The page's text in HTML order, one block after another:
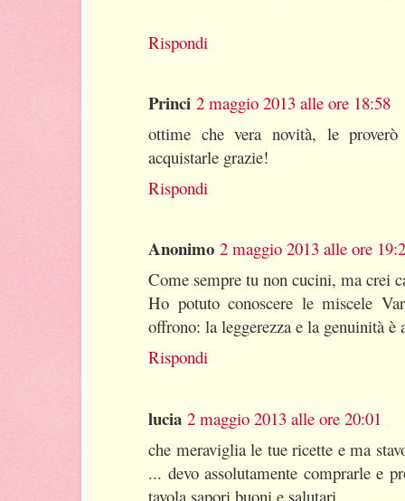
Rispondi
Princi 2 maggio 2013 alle ore 18:58
ottime che vera novità, le
acquistarle grazie!
Rispondi
Anonimo 2 maggio 2013 alle ore
Come sempre tu non cucini, ma crei
Ho potuto conoscere le miscele
offrono: la leggerezza e la genuinità è
Rispondi
lucia 2 maggio 2013 alle ore 20:01
che meraviglia le tue ricette e ma
... devo assolutamente comprarle e
tavola sapori buoni e salutari